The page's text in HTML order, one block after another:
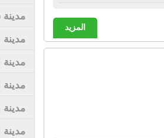
المزيد
مدينة
مدينة
مدينة